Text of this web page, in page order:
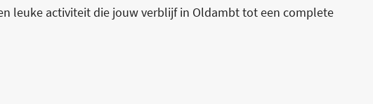
leuke activiteit die jouw verblijf in Oldambt tot een complete